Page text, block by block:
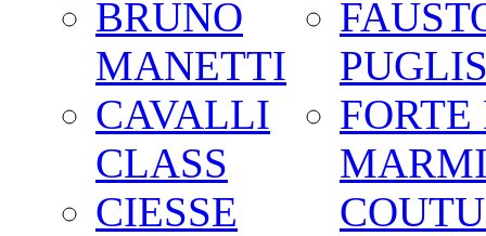
BRUNO
MANETTI
CAVALLI
CLASS
CIESSE
FORTE